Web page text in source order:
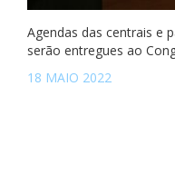
Agendas das centrais e
serão entregues ao
18 MAIO 2022